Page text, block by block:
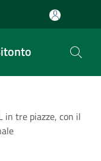
in tre piazze, con il